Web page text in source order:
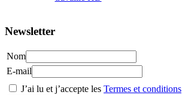
Newsletter
Nom
E-mail
J’ai lu et j’accepte les Termes et conditions